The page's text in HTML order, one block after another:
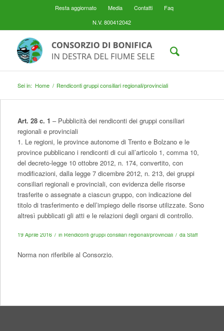
Resta aggiornato Media Contatti
Faq
N.V. 800412042
Sei in: Home / Rendiconti gruppi consiliari regionali/provinciali
Art. 28 c. 1 – Pubblicità dei rendiconti dei gruppi consiliari
regionali e provinciali
1. Le regioni, le province autonome di Trento e Bolzano e le
province pubblicano i rendiconti di cui all’articolo 1, comma 10,
del decreto-legge 10 ottobre 2012, n. 174, convertito, con
modificazioni, dalla legge 7 dicembre 2012, n. 213, dei gruppi
consiliari regionali e provinciali, con evidenza delle risorse
trasferite o assegnate a ciascun gruppo, con indicazione del
titolo di trasferimento e dell’impiego delle risorse utilizzate. Sono
altresì pubblicati gli atti e le relazioni degli organi di controllo.
19 Aprile 2016 / in Rendiconti gruppi consiliari regionali/provinciali / da Staff
Norma non riferibile al Consorzio.